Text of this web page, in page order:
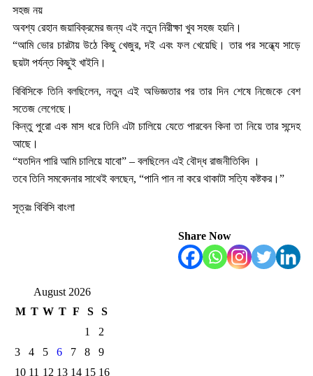
সহজ নয়
অবশ্য রেহান জয়াবিক্রমের জন্য এই নতুন নিরীক্ষা খুব সহজ হয়নি।
“আমি ভোর চারটায় উঠে কিছু খেজুর, দই এবং ফল খেয়েছি। তার পর সন্ধ্যে সাড়ে
ছয়টা পর্যন্ত কিছুই খাইনি।
বিবিসিকে তিনি বলছিলেন, নতুন এই অভিজ্ঞতার পর তার দিন শেষে নিজেকে বেশ
সতেজ লেগেছে।
কিন্তু পুরো এক মাস ধরে তিনি এটা চালিয়ে যেতে পারবেন কিনা তা নিয়ে তার সন্দেহ
আছে।
“যতদিন পারি আমি চালিয়ে যাবো” – বলছিলেন এই বৌদ্ধ রাজনীতিবিদ ।
তবে তিনি সমবেদনার সাথেই বলছেন, “পানি পান না করে থাকাটা সত্যি কষ্টকর।”
সূত্রঃ বিবিসি বাংলা
Share Now
August 2026
M T W T F S
S
1
2
3
4 5 6 7 8
9
10 11 12 13 14 15 16